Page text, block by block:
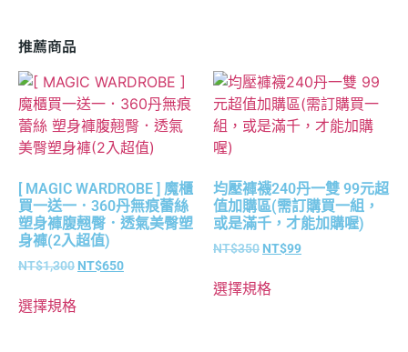
推薦商品
[ MAGIC WARDROBE ] 魔櫃
買一送一．360丹無痕蕾絲
塑身褲腹翹臀．透氣美臀塑
身褲(2入超值)
NT$1,300 NT$650
選擇規格
均壓褲襪240丹一雙 99元超
值加購區(需訂購買一組，
或是滿千，才能加購喔)
NT$350 NT$99
選擇規格